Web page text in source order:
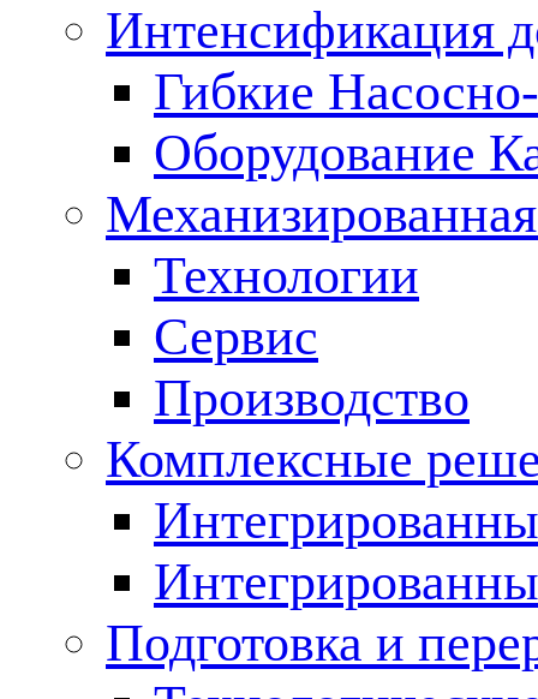
Интенсификация
Гибкие
Оборудование
Технологии
Сервис
Производство
Комплексные
Подготовка и